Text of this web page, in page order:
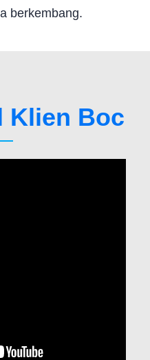
berkembang.
Klien Boc